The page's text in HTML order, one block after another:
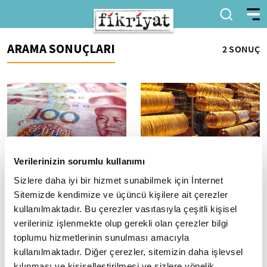
Verilerinizin sorumlu kullanımı
Sizlere daha iyi bir hizmet sunabilmek için İnternet
Sitemizde kendimize ve üçüncü kişilere ait çerezler
kullanılmaktadır. Bu çerezler vasıtasıyla çeşitli kişisel
verileriniz işlenmekte olup gerekli olan çerezler bilgi
toplumu hizmetlerinin sunulması amacıyla
kullanılmaktadır. Diğer çerezler, sitemizin daha işlevsel
ARAMA SONUÇLARI 2 SONUÇ
Çin'de enflasyon 3 yılın en
yüksek seviyesine çıkarken
üretici fiyatlarındaki
gerileme sürdü
Tüketici Fiyat Endeksi, şubatta
yıllık bazda yüzde 1,3 artarken
Üretici Fiyat Endeksi yüzde 0,9
azaldı
Altının gramı 4 bin 324
liradan işlem görüyor
Altının gramı, güne düşüşle
başlamasının ardından 4 bin
324 liradan işlem görüyor.